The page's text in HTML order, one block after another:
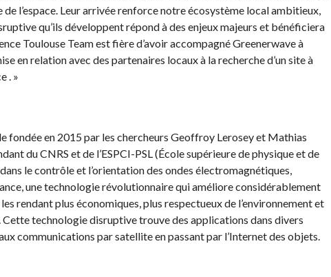
l’espace. Leur arrivée renforce notre écosystème local ambitieux,
qu’ils développent répond à des enjeux majeurs et bénéficiera
Toulouse Team est fière d’avoir accompagné Greenerwave à
en relation avec des partenaires locaux à la recherche d’un site à
. »
fondée en 2015 par les chercheurs Geoffroy Lerosey et Mathias
du CNRS et de l’ESPCI-PSL (École supérieure de physique et de
le contrôle et l’orientation des ondes électromagnétiques,
une technologie révolutionnaire qui améliore considérablement
rendant plus économiques, plus respectueux de l’environnement et
technologie disruptive trouve des applications dans divers
communications par satellite en passant par l’Internet des objets.